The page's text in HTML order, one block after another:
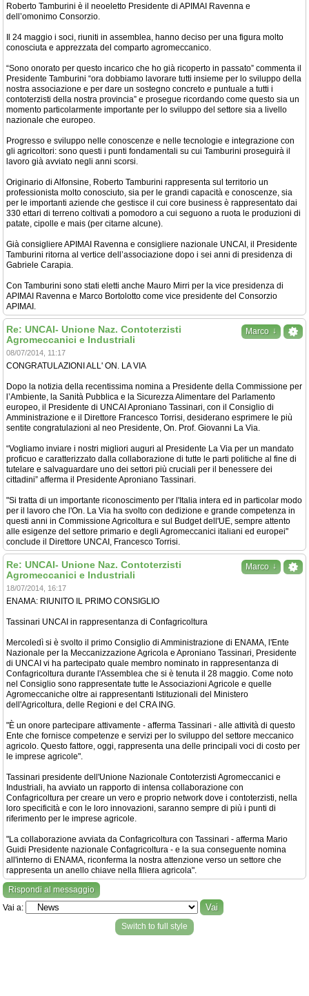
Roberto Tamburini è il neoeletto Presidente di APIMAI Ravenna e
dell’omonimo Consorzio.
Il 24 maggio i soci, riuniti in assemblea, hanno deciso per una figura molto
conosciuta e apprezzata del comparto agromeccanico.
“Sono onorato per questo incarico che ho già ricoperto in passato” commenta il
Presidente Tamburini “ora dobbiamo lavorare tutti insieme per lo sviluppo della
nostra associazione e per dare un sostegno concreto e puntuale a tutti i
contoterzisti della nostra provincia” e prosegue ricordando come questo sia un
momento particolarmente importante per lo sviluppo del settore sia a livello
nazionale che europeo.
Progresso e sviluppo nelle conoscenze e nelle tecnologie e integrazione con
gli agricoltori: sono questi i punti fondamentali su cui Tamburini proseguirà il
lavoro già avviato negli anni scorsi.
Originario di Alfonsine, Roberto Tamburini rappresenta sul territorio un
professionista molto conosciuto, sia per le grandi capacità e conoscenze, sia
per le importanti aziende che gestisce il cui core business è rappresentato dai
330 ettari di terreno coltivati a pomodoro a cui seguono a ruota le produzioni di
patate, cipolle e mais (per citarne alcune).
Già consigliere APIMAI Ravenna e consigliere nazionale UNCAI, il Presidente
Tamburini ritorna al vertice dell’associazione dopo i sei anni di presidenza di
Gabriele Carapia.
Con Tamburini sono stati eletti anche Mauro Mirri per la vice presidenza di
APIMAI Ravenna e Marco Bortolotto come vice presidente del Consorzio
APIMAI.
Marco ↓
Re: UNCAI- Unione Naz. Contoterzisti
Agromeccanici e Industriali
08/07/2014, 11:17
CONGRATULAZIONI ALL' ON. LA VIA
Dopo la notizia della recentissima nomina a Presidente della Commissione per
l’Ambiente, la Sanità Pubblica e la Sicurezza Alimentare del Parlamento
europeo, il Presidente di UNCAI Aproniano Tassinari, con il Consiglio di
Amministrazione e il Direttore Francesco Torrisi, desiderano esprimere le più
sentite congratulazioni al neo Presidente, On. Prof. Giovanni La Via.
“Vogliamo inviare i nostri migliori auguri al Presidente La Via per un mandato
proficuo e caratterizzato dalla collaborazione di tutte le parti politiche al fine di
tutelare e salvaguardare uno dei settori più cruciali per il benessere dei
cittadini” afferma il Presidente Aproniano Tassinari.
"Si tratta di un importante riconoscimento per l'Italia intera ed in particolar modo
per il lavoro che l'On. La Via ha svolto con dedizione e grande competenza in
questi anni in Commissione Agricoltura e sul Budget dell'UE, sempre attento
alle esigenze del settore primario e degli Agromeccanici italiani ed europei"
conclude il Direttore UNCAI, Francesco Torrisi.
Marco ↓
Re: UNCAI- Unione Naz. Contoterzisti
Agromeccanici e Industriali
18/07/2014, 16:17
ENAMA: RIUNITO IL PRIMO CONSIGLIO
Tassinari UNCAI in rappresentanza di Confagricoltura
Mercoledì si è svolto il primo Consiglio di Amministrazione di ENAMA, l'Ente
Nazionale per la Meccanizzazione Agricola e Aproniano Tassinari, Presidente
di UNCAI vi ha partecipato quale membro nominato in rappresentanza di
Confagricoltura durante l'Assemblea che si è tenuta il 28 maggio. Come noto
nel Consiglio sono rappresentate tutte le Associazioni Agricole e quelle
Agromeccaniche oltre ai rappresentanti Istituzionali del Ministero
dell'Agricoltura, delle Regioni e del CRA ING.
"È un onore partecipare attivamente - afferma Tassinari - alle attività di questo
Ente che fornisce competenze e servizi per lo sviluppo del settore meccanico
agricolo. Questo fattore, oggi, rappresenta una delle principali voci di costo per
le imprese agricole".
Tassinari presidente dell'Unione Nazionale Contoterzisti Agromeccanici e
Industriali, ha avviato un rapporto di intensa collaborazione con
Confagricoltura per creare un vero e proprio network dove i contoterzisti, nella
loro specificità e con le loro innovazioni, saranno sempre di più i punti di
riferimento per le imprese agricole.
"La collaborazione avviata da Confagricoltura con Tassinari - afferma Mario
Guidi Presidente nazionale Confagricoltura - e la sua conseguente nomina
all'interno di ENAMA, riconferma la nostra attenzione verso un settore che
rappresenta un anello chiave nella filiera agricola".
Rispondi al messaggio
Vai a:
Switch to full style